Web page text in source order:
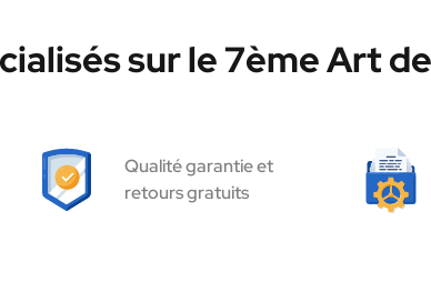
sur le 7ème Art
Qualité garantie et
retours gratuits